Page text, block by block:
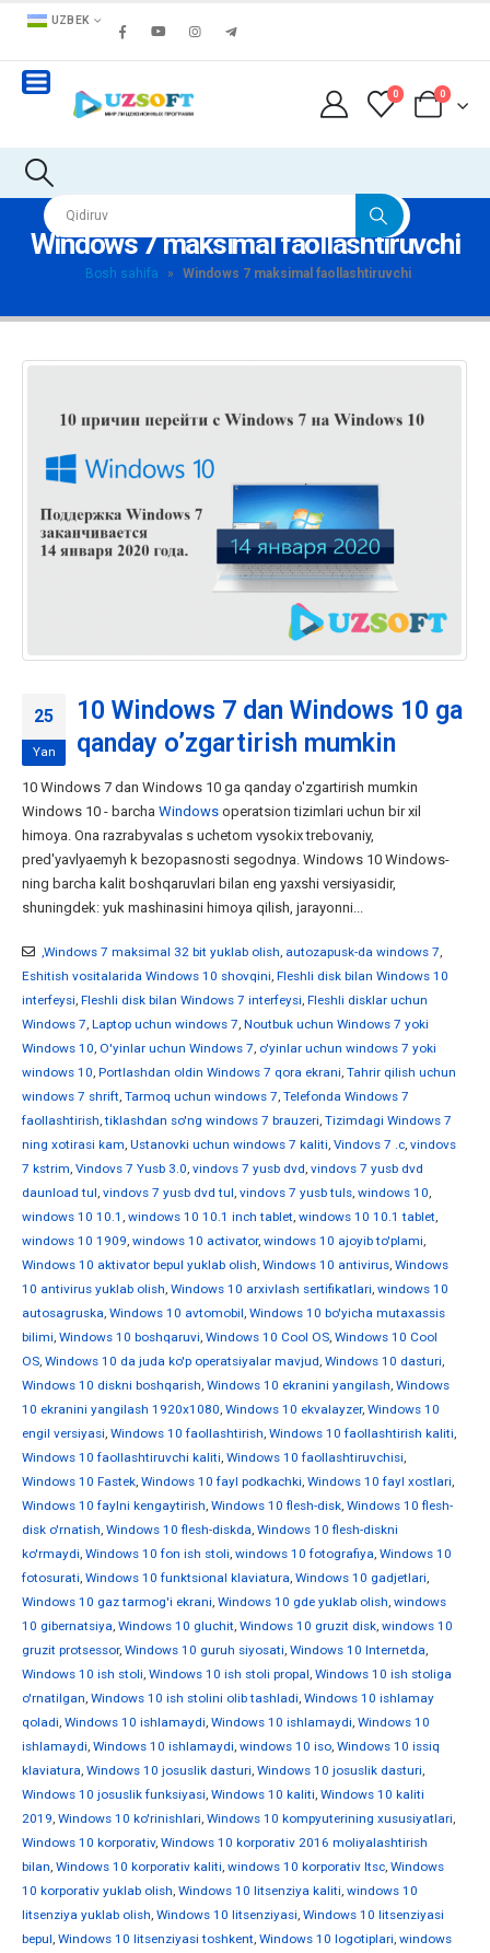
UZBEK
0 0
Windows 7 maksimal faollashtiruvchi
Bosh sahifa » Windows 7 maksimal faollashtiruvchi
25
Yan
10 Windows 7 dan Windows 10 ga
qanday o’zgartirish mumkin
10 Windows 7 dan Windows 10 ga qanday o'zgartirish mumkin
Windows 10 - barcha Windows operatsion tizimlari uchun bir xil
himoya. Ona razrabyvalas s uchetom vysokix trebovaniy,
pred'yavlyaemyh k bezopasnosti segodnya. Windows 10 Windows-
ning barcha kalit boshqaruvlari bilan eng yaxshi versiyasidir,
shuningdek: yuk mashinasini himoya qilish, jarayonni...
,Windows 7 maksimal 32 bit yuklab olish, autozapusk-da windows 7,
Eshitish vositalarida Windows 10 shovqini, Fleshli disk bilan Windows 10
interfeysi, Fleshli disk bilan Windows 7 interfeysi, Fleshli disklar uchun
Windows 7, Laptop uchun windows 7, Noutbuk uchun Windows 7 yoki
Windows 10, O'yinlar uchun Windows 7, o'yinlar uchun windows 7 yoki
windows 10, Portlashdan oldin Windows 7 qora ekrani, Tahrir qilish uchun
windows 7 shrift, Tarmoq uchun windows 7, Telefonda Windows 7
faollashtirish,tiklashdan so'ng windows 7 brauzeri, Tizimdagi Windows 7
ning xotirasi kam, Ustanovki uchun windows 7 kaliti, Vindovs 7 .c, vindovs
7 kstrim, Vindovs 7 Yusb 3.0, vindovs 7 yusb dvd, vindovs 7 yusb dvd
daunload tul, vindovs 7 yusb dvd tul, vindovs 7 yusb tuls, windows 10,
windows 10 10.1 , windows 10 10.1 inch tablet, windows 10 10.1 tablet,
windows 10 1909, windows 10 activator, windows 10 ajoyib to'plami,
Windows 10 aktivator bepul yuklab olish, Windows 10 antivirus, Windows
10 antivirus yuklab olish, Windows 10 arxivlash sertifikatlari, windows 10
autosagruska, Windows 10 avtomobil, Windows 10 bo'yicha mutaxassis
bilimi, Windows 10 boshqaruvi, Windows 10 Cool OS, Windows 10 Cool
OS, Windows 10 da juda ko'p operatsiyalar mavjud, Windows 10 dasturi,
Windows 10 diskni boshqarish, Windows 10 ekranini yangilash, Windows
10 ekranini yangilash 1920x1080, Windows 10 ekvalayzer, Windows 10
engil versiyasi, Windows 10 faollashtirish, Windows 10 faollashtirish kaliti,
Windows 10 faollashtiruvchi kaliti, Windows 10 faollashtiruvchisi,
Windows 10 Fastek, Windows 10 fayl podkachki, Windows 10 fayl xostlari,
Windows 10 faylni kengaytirish, Windows 10 flesh-disk, Windows 10 flesh-
disk o'rnatish, Windows 10 flesh-diskda, Windows 10 flesh-diskni
ko'rmaydi, Windows 10 fon ish stoli, windows 10 fotografiya, Windows 10
fotosurati, Windows 10 funktsional klaviatura, Windows 10 gadjetlari,
Windows 10 gaz tarmog'i ekrani, Windows 10 gde yuklab olish, windows
10 gibernatsiya, Windows 10 gluchit, Windows 10 gruzit disk, windows 10
gruzit protsessor, Windows 10 guruh siyosati, Windows 10 Internetda,
Windows 10 ish stoli, Windows 10 ish stoli propal, Windows 10 ish stoliga
o'rnatilgan, Windows 10 ish stolini olib tashladi, Windows 10 ishlamay
qoladi, Windows 10 ishlamaydi, Windows 10 ishlamaydi, Windows 10
ishlamaydi, Windows 10 ishlamaydi, windows 10 iso, Windows 10 issiq
klaviatura, Windows 10 josuslik dasturi, Windows 10 josuslik dasturi,
Windows 10 josuslik funksiyasi, Windows 10 kaliti, Windows 10 kaliti
2019, Windows 10 ko'rinishlari, Windows 10 kompyuterining xususiyatlari,
Windows 10 korporativ, Windows 10 korporativ 2016 moliyalashtirish
bilan, Windows 10 korporativ kaliti, windows 10 korporativ ltsc, Windows
10 korporativ yuklab olish, Windows 10 litsenziya kaliti, windows 10
litsenziya yuklab olish, Windows 10 litsenziyasi, Windows 10 litsenziyasi
bepul, Windows 10 litsenziyasi toshkent, Windows 10 logotiplari, windows